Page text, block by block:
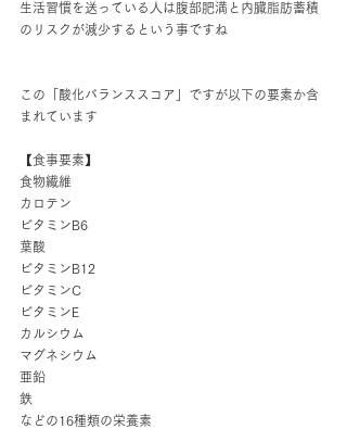
生活習慣を送っている人は腹部肥満と内臓脂肪蓄積
のリスクが減少するという事ですね
この「酸化バランススコア」ですが以下の要素か含
まれています
【食事要素】
食物繊維
カロテン
ビタミンB6
葉酸
ビタミンB12
ビタミンC
ビタミンE
カルシウム
マグネシウム
亜鉛
鉄
などの16種類の栄養素